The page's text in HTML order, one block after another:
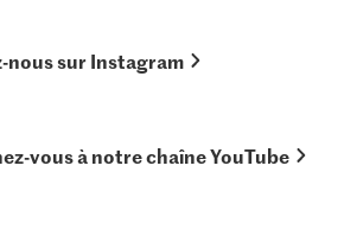
nous sur Instagram
vous à notre chaîne YouTube